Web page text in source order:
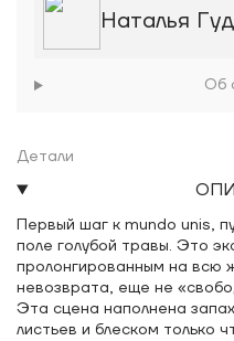
Наталья
Об
Детали
Первый шаг к mundo unis,
поле голубой травы. Это
пролонгированным на всю
невозврата, еще не
Эта сцена наполнена
листьев и блеском только